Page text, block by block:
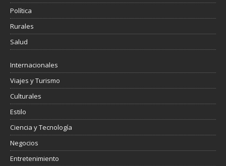
Política
Rurales
Salud
Internacionales
Viajes y Turismo
Culturales
Estilo
Ciencia y Tecnología
Negocios
Entretenimiento